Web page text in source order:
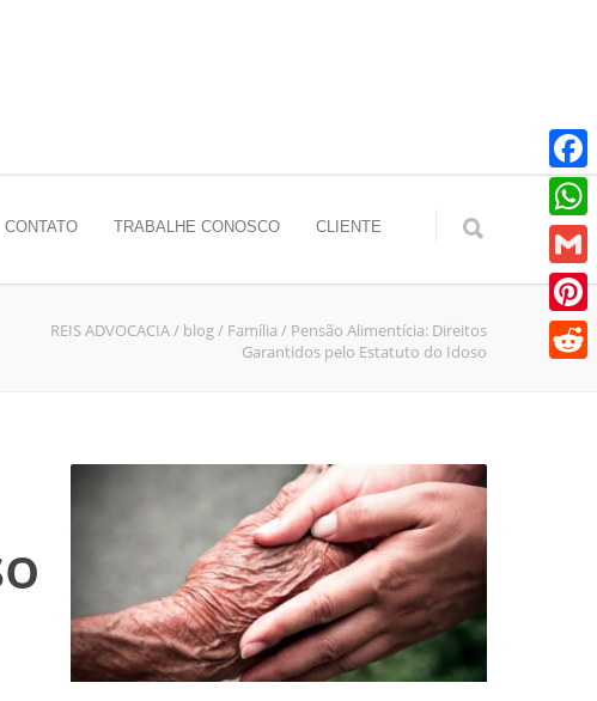
CONTATO TRABALHE CONOSCO CLIENTE
REIS ADVOCACIA/ blog/ Família / Pensão Alimentícia: Direitos
Garantidos pelo Estatuto do Idoso
Gmail